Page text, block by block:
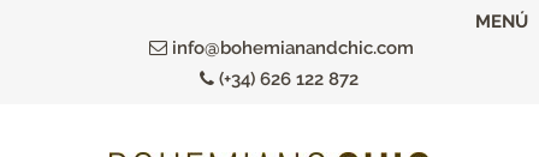
info@bohemianandchic.com
(+34) 626 122 872
MENÚ